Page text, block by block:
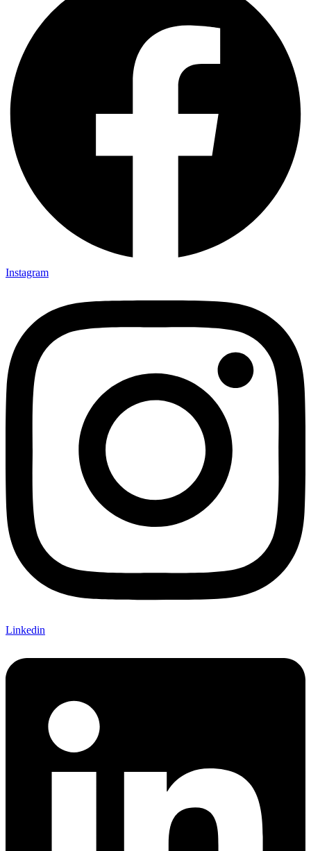
Instagram
Linkedin